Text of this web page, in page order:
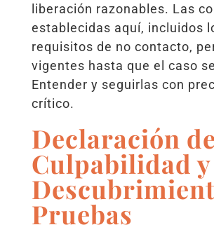
liberación razonables. Las
establecidas aquí, incluidos
requisitos de no contacto,
vigentes hasta que el caso
Entender y seguirlas con
crítico.
Declaración de
Culpabilidad y
Pruebas